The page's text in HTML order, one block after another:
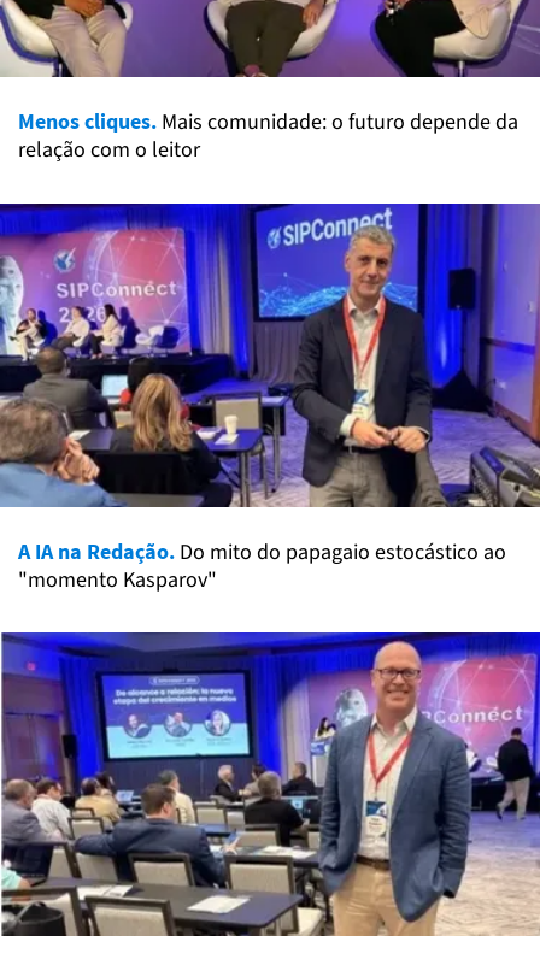
Menos cliques. Mais comunidade: o futuro depende da
relação com o leitor
A IA na Redação. Do mito do papagaio estocástico ao
"momento Kasparov"